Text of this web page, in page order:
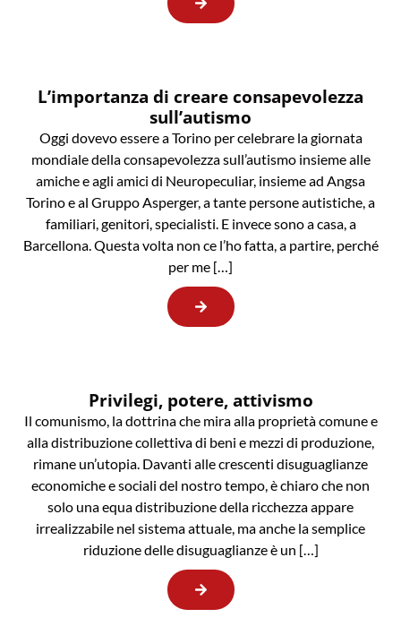
L’importanza di creare consapevolezza
sull’autismo
Oggi dovevo essere a Torino per celebrare la giornata
mondiale della consapevolezza sull’autismo insieme alle
amiche e agli amici di Neuropeculiar, insieme ad Angsa
Torino e al Gruppo Asperger, a tante persone autistiche, a
familiari, genitori, specialisti. E invece sono a casa, a
Barcellona. Questa volta non ce l’ho fatta, a partire, perché
per me […]
Privilegi, potere, attivismo
Il comunismo, la dottrina che mira alla proprietà comune e
alla distribuzione collettiva di beni e mezzi di produzione,
rimane un’utopia. Davanti alle crescenti disuguaglianze
economiche e sociali del nostro tempo, è chiaro che non
solo una equa distribuzione della ricchezza appare
irrealizzabile nel sistema attuale, ma anche la semplice
riduzione delle disuguaglianze è un […]